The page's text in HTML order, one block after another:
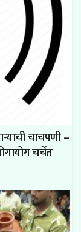
चाचपणी –
चर्चेत